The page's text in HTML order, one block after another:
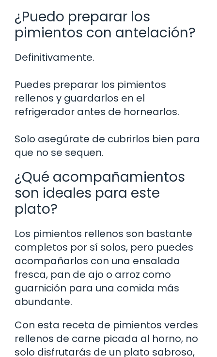
¿Puedo preparar los
pimientos con antelación?
Definitivamente.
Puedes preparar los pimientos
rellenos y guardarlos en el
refrigerador antes de hornearlos.
Solo asegúrate de cubrirlos bien para
que no se sequen.
¿Qué acompañamientos
son ideales para este
plato?
Los pimientos rellenos son bastante
completos por sí solos, pero puedes
acompañarlos con una ensalada
fresca, pan de ajo o arroz como
guarnición para una comida más
abundante.
Con esta receta de pimientos verdes
rellenos de carne picada al horno, no
solo disfrutarás de un plato sabroso,